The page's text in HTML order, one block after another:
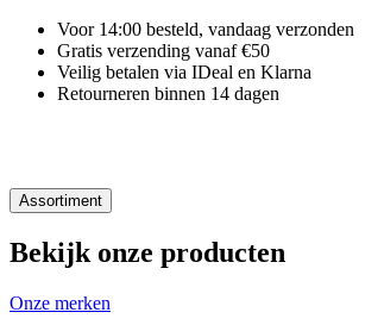
Voor 14:00 besteld, vandaag verzonden
Gratis verzending vanaf €50
Veilig betalen via IDeal en Klarna
Retourneren binnen 14 dagen
Assortiment
Bekijk onze producten
Onze merken